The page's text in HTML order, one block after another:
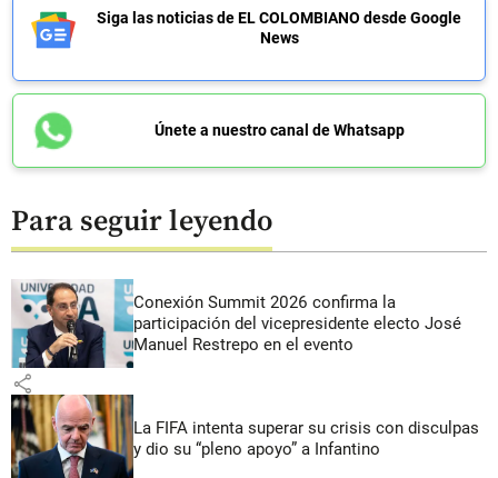
Siga las noticias de EL COLOMBIANO desde Google
News
Únete a nuestro canal de Whatsapp
Para seguir leyendo
Conexión Summit 2026 confirma la
participación del vicepresidente electo José
Manuel Restrepo en el evento
share
La FIFA intenta superar su crisis con disculpas
y dio su “pleno apoyo” a Infantino